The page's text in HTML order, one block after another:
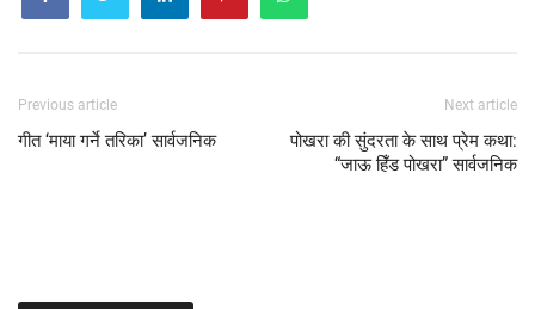
Previous article
गीत ‘माया गर्ने तरिका’ सार्वजनिक
Next article
पोखरा की सुंदरता के साथ प्रेम कथा:
“जाऊ हिँड पोखरा” सार्वजनिक